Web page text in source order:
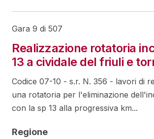
Gara 9 di 507
Realizzazione rotatoria
13 a cividale del friuli e
Codice 07-10 - s.r. N. 356 - lavori di
una rotatoria per l'eliminazione
con la sp 13 alla progressiva km...
Regione